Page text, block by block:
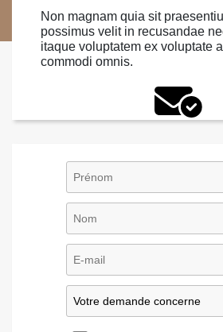
Non magnam quia sit
possimus velit in recusandae
itaque voluptatem ex voluptate
commodi omnis.